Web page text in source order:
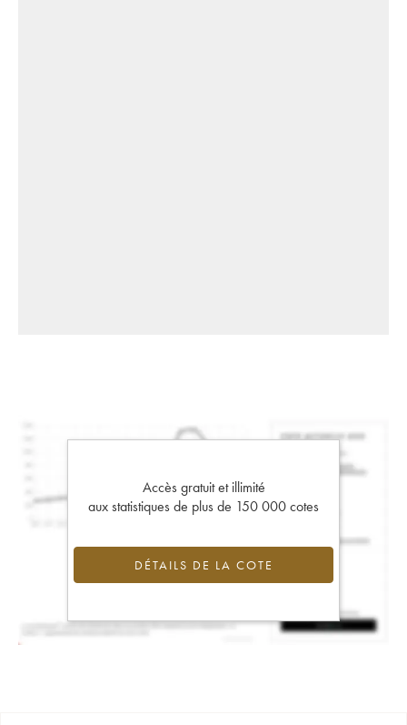
Accès gratuit et illimité
aux statistiques de plus de 150 000 cotes
DÉTAILS DE LA COTE